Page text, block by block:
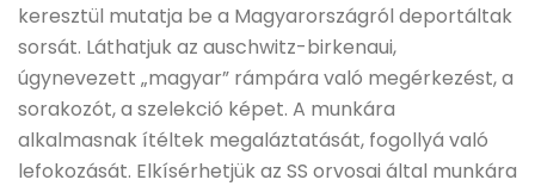
keresztül mutatja be a Magyarországról deportáltak
sorsát. Láthatjuk az auschwitz-birkenaui,
úgynevezett „magyar” rámpára való megérkezést, a
sorakozót, a szelekció képet. A munkára
alkalmasnak ítéltek megaláztatását, fogollyá való
lefokozását. Elkísérhetjük az SS orvosai által munkára